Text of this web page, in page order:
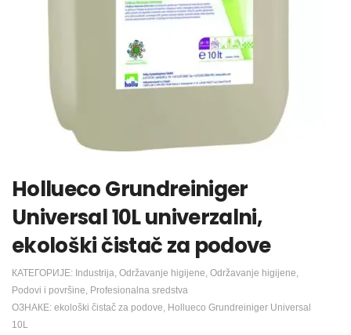
Hollueco Grundreiniger
Universal 10L univerzalni,
ekološki čistač za podove
КАТЕГОРИЈЕ: Industrija Održavanje higijene Održavanje higijene
Podovi i površine Profesionalna sredstva
ОЗНАКЕ: ekološki čistač za podove Hollueco Grundreiniger Universal
10L